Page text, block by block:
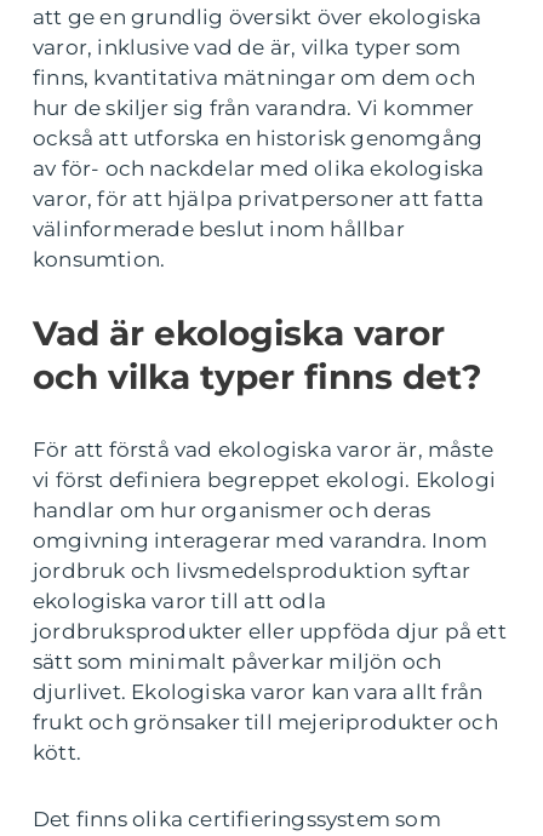
att ge en grundlig översikt över ekologiska
varor, inklusive vad de är, vilka typer som
finns, kvantitativa mätningar om dem och
hur de skiljer sig från varandra. Vi kommer
också att utforska en historisk genomgång
av för- och nackdelar med olika ekologiska
varor, för att hjälpa privatpersoner att fatta
välinformerade beslut inom hållbar
konsumtion.
Vad är ekologiska varor
och vilka typer finns det?
För att förstå vad ekologiska varor är, måste
vi först definiera begreppet ekologi. Ekologi
handlar om hur organismer och deras
omgivning interagerar med varandra. Inom
jordbruk och livsmedelsproduktion syftar
ekologiska varor till att odla
jordbruksprodukter eller uppföda djur på ett
sätt som minimalt påverkar miljön och
djurlivet. Ekologiska varor kan vara allt från
frukt och grönsaker till mejeriprodukter och
kött.
Det finns olika certifieringssystem som